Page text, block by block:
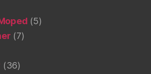
(5)
(7)
(36)